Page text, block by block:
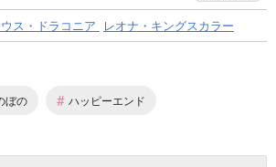
ス・ドラコニア レオナ・キングスカラー
ぼの # ハッピーエンド